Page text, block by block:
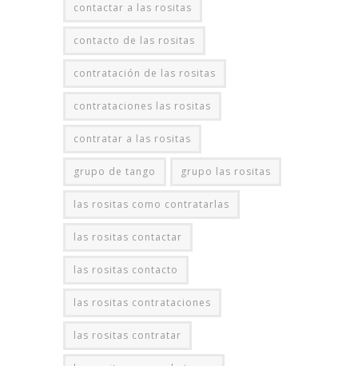
contactar a las rositas
contacto de las rositas
contratación de las rositas
contrataciones las rositas
contratar a las rositas
grupo de tango grupo las rositas
las rositas como contratarlas
las rositas contactar
las rositas contacto
las rositas contrataciones
las rositas contratar